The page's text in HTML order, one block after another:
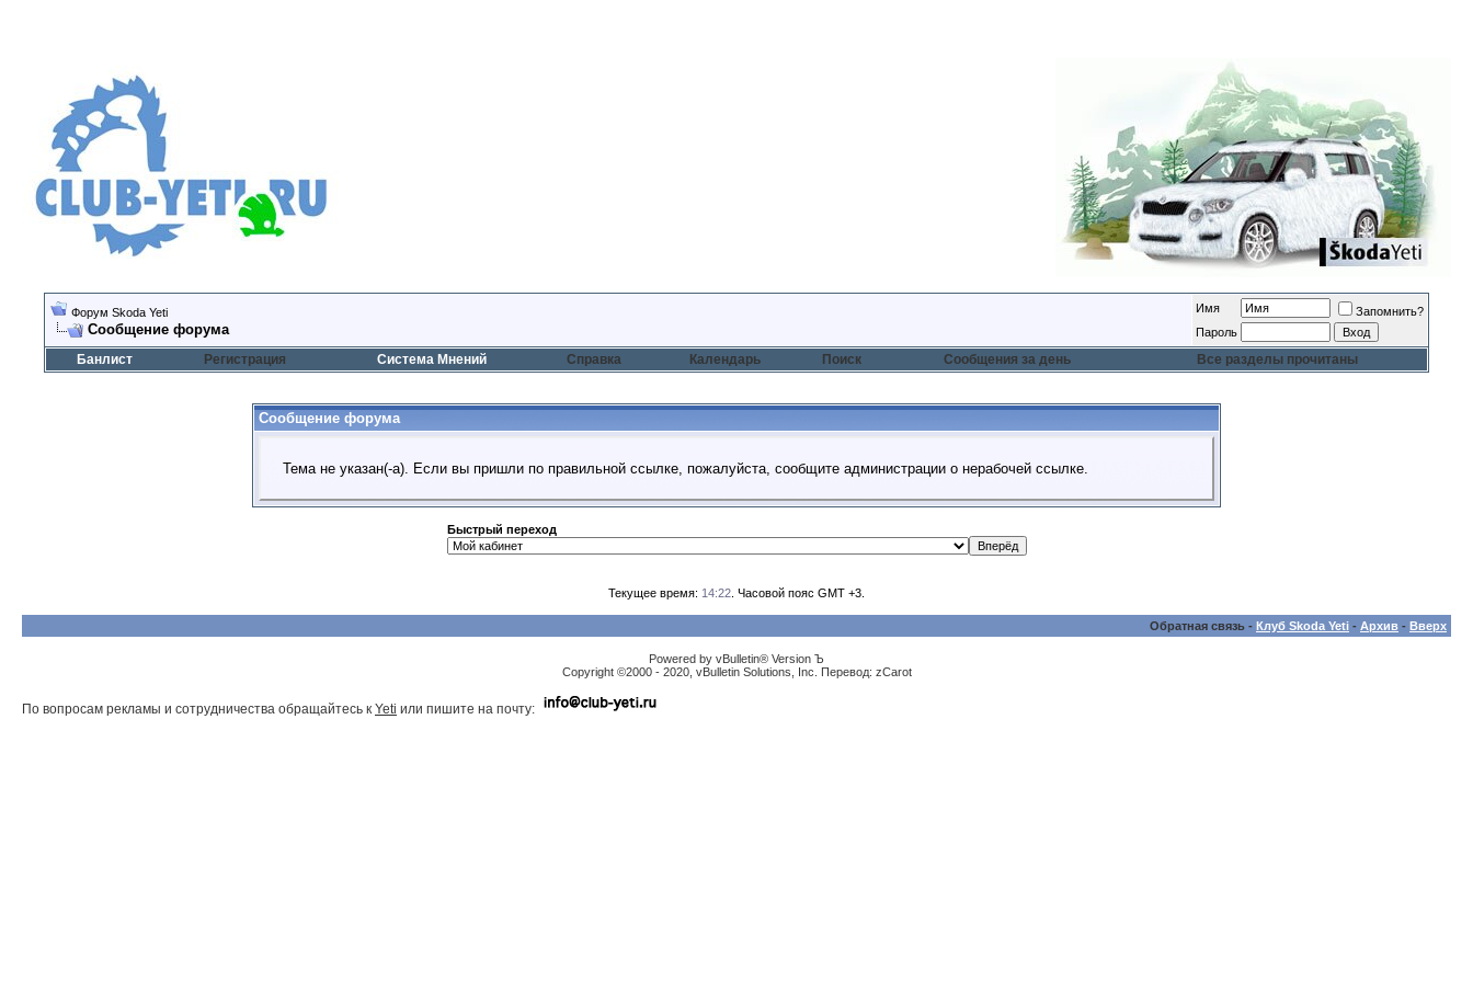
Форум Skoda Yeti
Сообщение форума
Имя
Запомнить?
Пароль
Банлист Регистрация Система Мнений Справка Календарь Поиск Сообщения за день Все разделы прочитаны
Сообщение форума
Тема не указан(-а). Если вы пришли по правильной ссылке, пожалуйста, сообщите администрации о нерабочей ссылке.
Быстрый переход
Текущее время: 14:22 . Часовой пояс GMT +3.
Обратная связь - Клуб Skoda Yeti - Архив - Вверх
Powered by vBulletin® Version Ъ
Copyright ©2000 - 2020, vBulletin Solutions, Inc. Перевод: zCarot
По вопросам рекламы и сотрудничества обращайтесь к Yeti или пишите на почту: